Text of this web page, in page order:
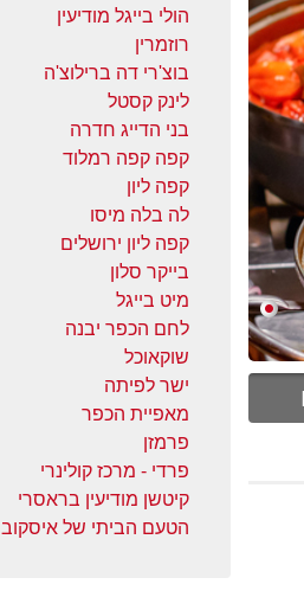
הולי בייגל מודיעין
רוזמרין
בוצ'רי דה ברילוצ'ה
לינק קסטל
בני הדייג חדרה
קפה קפה רמלוד
קפה ליון
לה בלה מיסו
קפה ליון ירושלים
בייקר סלון
מיט בייגל
לחם הכפר יבנה
שוקאוכל
ישר לפיתה
מאפיית הכפר
פרמזן
פרדי - מרכז קולינרי
קיטשן מודיעין בראסרי
הטעם הביתי של איסקוב